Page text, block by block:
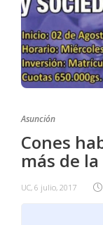
Asunción
Cones
más de
UC, 6 julio, 2017